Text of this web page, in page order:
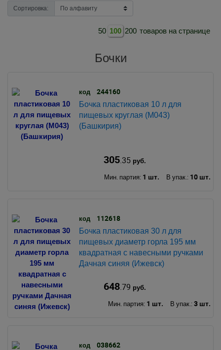
Сортировка:
50 100 200 товаров на странице
Бочки
код 244160
Бочка пластиковая 10 л для
пищевых круглая (М043)
(Башкирия)
305.35руб.
Мин. партия: 1 шт. В упак.: 10 шт.
код 112618
Бочка пластиковая 30 л для
пищевых диаметр горла 195 мм
квадратная с навесными ручками
Дачная синяя (Ижевск)
648.79 руб.
Мин. партия: 1 шт. В упак.: 3 шт.
код 038662